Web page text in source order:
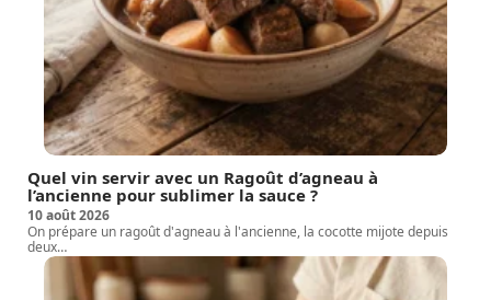
Quel vin servir avec un Ragoût d’agneau à
l’ancienne pour sublimer la sauce ?
10 août 2026
On prépare un ragoût d'agneau à l'ancienne, la cocotte mijote depuis
deux…